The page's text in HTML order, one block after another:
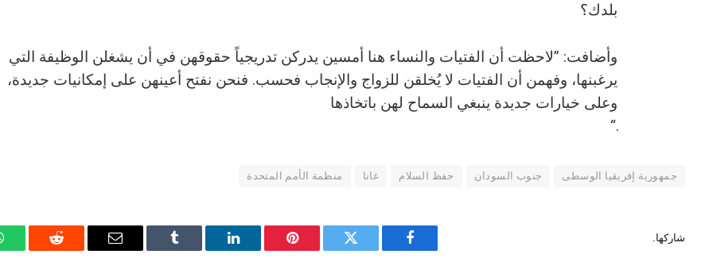
بلدك؟
وأضافت: ”لاحظت أن الفتيات والنساء هنا أمسين يدركن تدريجياً حقوقهن في أن يشغلن الوظيفة التي
يرغبنها، وفهمن أن الفتيات لا يُخلقن للزواج والإنجاب فحسب. فنحن نفتح أعينهن على إمكانيات جديدة،
وعلى خيارات جديدة ينبغي السماح لهن باتخاذها
.“
جمهورية إفريقيا الوسطى جنوب السودان حفظ السلام غانا منظمة الأمم المتحدة
شاركها.
فيسبوك تويتر بينتيريستلينكدإن Tumblr
البريد
رديت